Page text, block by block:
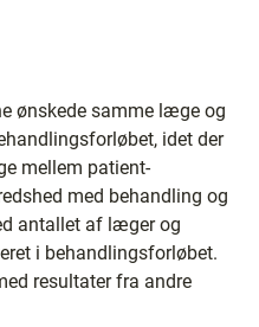
ønskede samme læge og
idet der
mellem patient-
med behandling og
antallet af læger og
i behandlingsforløbet.
resultater fra andre